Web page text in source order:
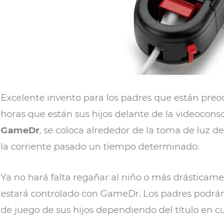
Excelente invento para los padres que están
horas que están sus hijos delante de la
GameDr, se coloca alrededor de la toma de luz
la corriente pasado un tiempo determinado.
Ya no hará falta regañar al niño o más
estará controlado con GameDr. Los padres
de juego de sus hijos dependiendo del título en